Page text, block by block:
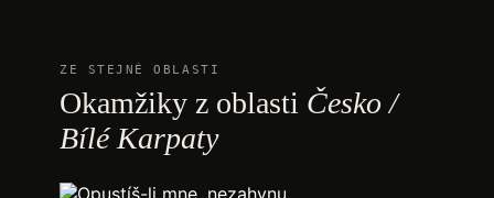
ZE STEJNÉ OBLASTI
Okamžiky z oblasti Česko /
Bílé Karpaty